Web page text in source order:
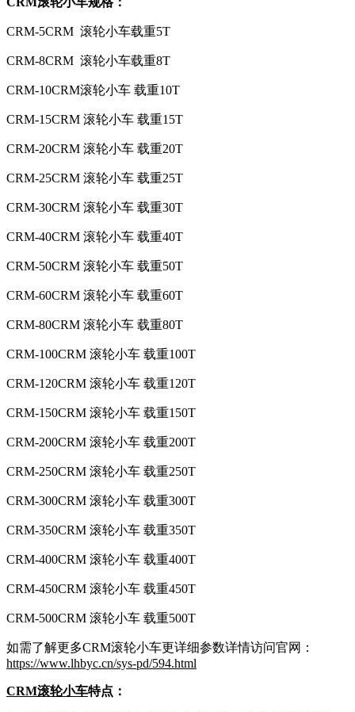
CRM-5CRM 滚轮小车载重5T
CRM-8CRM 滚轮小车载重8T
CRM-10CRM滚轮小车 载重10T
CRM-15CRM 滚轮小车 载重15T
CRM-20CRM 滚轮小车 载重20T
CRM-25CRM 滚轮小车 载重25T
CRM-30CRM 滚轮小车 载重30T
CRM-40CRM 滚轮小车 载重40T
CRM-50CRM 滚轮小车 载重50T
CRM-60CRM 滚轮小车 载重60T
CRM-80CRM 滚轮小车 载重80T
CRM-100CRM 滚轮小车 载重100T
CRM-120CRM 滚轮小车 载重120T
CRM-150CRM 滚轮小车 载重150T
CRM-200CRM 滚轮小车 载重200T
CRM-250CRM 滚轮小车 载重250T
CRM-300CRM 滚轮小车 载重300T
CRM-350CRM 滚轮小车 载重350T
CRM-400CRM 滚轮小车 载重400T
CRM-450CRM 滚轮小车 载重450T
CRM-500CRM 滚轮小车 载重500T
如需了解更多CRM滚轮小车更详细参数详情访问官网：
https://www.lhbyc.cn/sys-pd/594.html
CRM滚轮小车特点：